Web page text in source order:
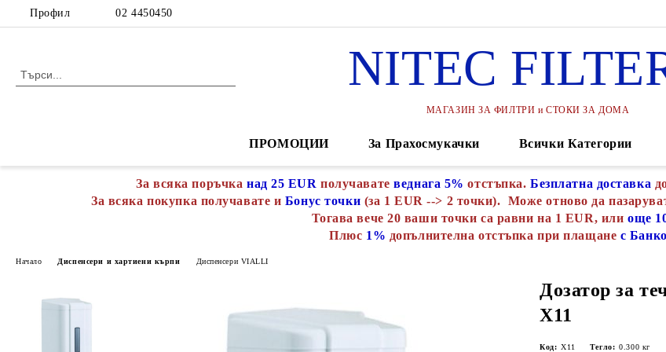
Профил 02 4450450
NITEC
МАГАЗИН ЗА ФИЛТРИ и СТОКИ ЗА ДОМА
ПРОМОЦИИ За Прахосмукачки Всички Категории
За всяка поръчка над 25 EUR получавате веднага 5% отстъпка.Безплатна доставка
За всяка покупка получавате и Бонус точки (за 1 EUR --> 2 точки). Може отново да
Тогава вече 20 ваши точки са равни на 1 EUR, или още
Плюс 1% допълнителна отстъпка при плащане с
Начало Диспенсери и хартиени кърпи Диспенсери VIALLI
Дозатор за
Х11
Код: Х11 Тегло: 0.300 кг